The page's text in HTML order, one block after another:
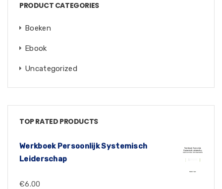
PRODUCT CATEGORIES
Boeken
Ebook
Uncategorized
TOP RATED PRODUCTS
Werkboek Persoonlijk Systemisch
Leiderschap
€6.00